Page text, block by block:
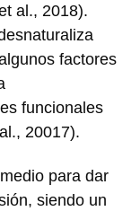
al., 2018).
factores
funcionales
20017).
para dar
siendo un